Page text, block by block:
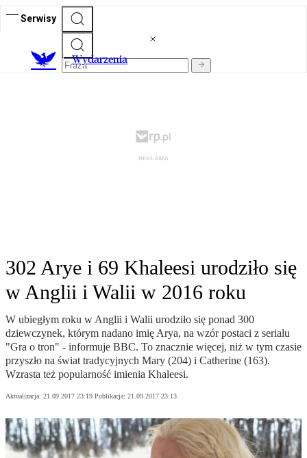
Serwisy
Wydarzenia
302 Arye i 69 Khaleesi urodziło się
w Anglii i Walii w 2016 roku
W ubiegłym roku w Anglii i Walii urodziło się ponad 300
dziewczynek, którym nadano imię Arya, na wzór postaci z serialu
"Gra o tron" - informuje BBC. To znacznie więcej, niż w tym czasie
przyszło na świat tradycyjnych Mary (204) i Catherine (163).
Wzrasta też popularność imienia Khaleesi.
Aktualizacja: 21.09.2017 23:19 Publikacja: 21.09.2017 23:13